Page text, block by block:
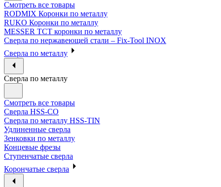
Смотреть все товары
RODMIX Коронки по металлу
RUKO Коронки по металлу
MESSER ТСТ коронки по металлу
Сверла по нержавеющей стали – Fix-Tool INOX
Сверла по металлу
Сверла по металлу
Смотреть все товары
Сверла HSS-CO
Сверла по металлу HSS-TIN
Удлиненные сверла
Зенковки по металлу
Концевые фрезы
Ступенчатые сверла
Корончатые сверла